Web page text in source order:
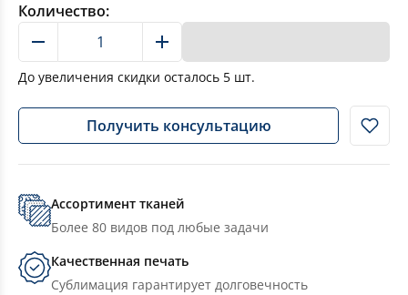
Количество:
До увеличения скидки осталось 5 шт.
Получить консультацию
Ассортимент тканей
Более 80 видов под любые задачи
Качественная печать
Сублимация гарантирует долговечность